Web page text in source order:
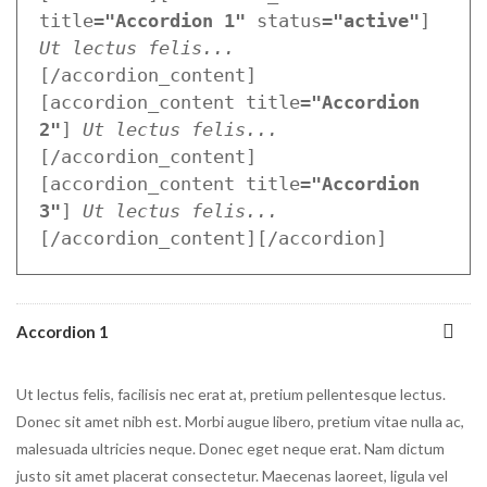
title="Accordion 1" status="active"
Ut lectus felis...
[/accordion_content]
[accordion_content title="Accordion
2" ] Ut lectus felis...
[/accordion_content]
[accordion_content title="Accordion
3" ] Ut lectus felis...
[/accordion_content][/accordion]
Accordion 1
Ut lectus felis, facilisis nec erat at, pretium pellentesque lectus.
Donec sit amet nibh est. Morbi augue libero, pretium vitae nulla ac,
malesuada ultricies neque. Donec eget neque erat. Nam dictum
justo sit amet placerat consectetur. Maecenas laoreet, ligula vel